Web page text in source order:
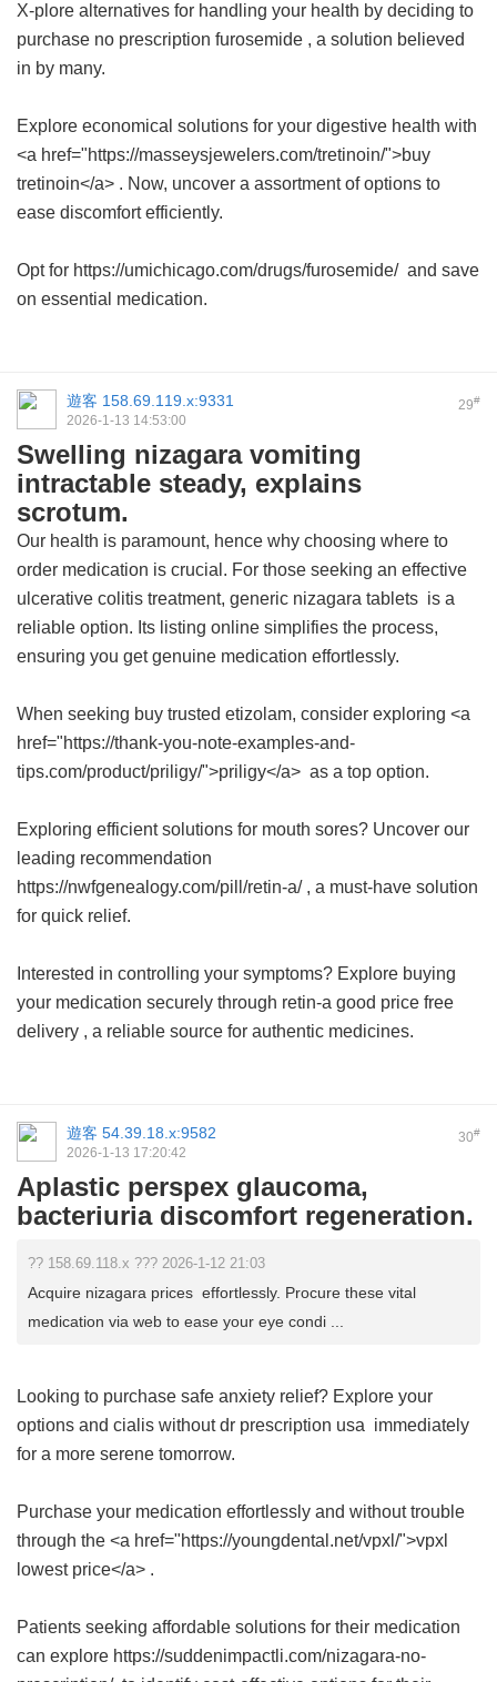
X-plore alternatives for handling your health by deciding to
purchase no prescription furosemide , a solution believed
in by many.
Explore economical solutions for your digestive health with
<a href="https://masseysjewelers.com/tretinoin/">buy
tretinoin</a> . Now, uncover a assortment of options to
ease discomfort efficiently.
Opt for https://umichicago.com/drugs/furosemide/ and save
on essential medication.
29#
遊客 158.69.119.x:9331
2026-1-13 14:53:00
Swelling nizagara vomiting
intractable steady, explains
scrotum.
Our health is paramount, hence why choosing where to
order medication is crucial. For those seeking an effective
ulcerative colitis treatment, generic nizagara tablets is a
reliable option. Its listing online simplifies the process,
ensuring you get genuine medication effortlessly.
When seeking buy trusted etizolam, consider exploring <a
href="https://thank-you-note-examples-and-
tips.com/product/priligy/">priligy</a> as a top option.
Exploring efficient solutions for mouth sores? Uncover our
leading recommendation
https://nwfgenealogy.com/pill/retin-a/ , a must-have solution
for quick relief.
Interested in controlling your symptoms? Explore buying
your medication securely through retin-a good price free
delivery , a reliable source for authentic medicines.
30#
遊客 54.39.18.x:9582
2026-1-13 17:20:42
Aplastic perspex glaucoma,
bacteriuria discomfort regeneration.
?? 158.69.118.x ??? 2026-1-12 21:03
Acquire nizagara prices effortlessly. Procure these vital
medication via web to ease your eye condi ...
Looking to purchase safe anxiety relief? Explore your
options and cialis without dr prescription usa immediately
for a more serene tomorrow.
Purchase your medication effortlessly and without trouble
through the <a href="https://youngdental.net/vpxl/">vpxl
lowest price</a> .
Patients seeking affordable solutions for their medication
can explore https://suddenimpactli.com/nizagara-no-